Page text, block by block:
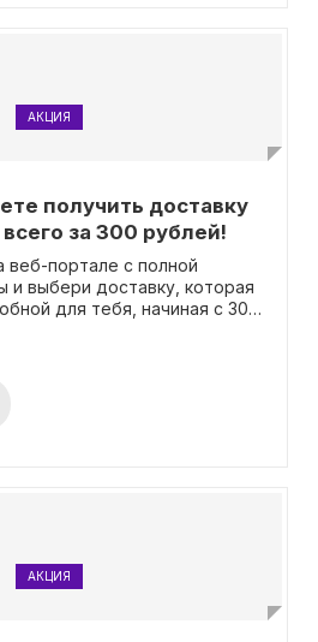
АКЦИЯ
получить доставку
за 300 рублей!
веб-портале с полной
и выбери доставку, которая
для тебя, начиная с 300
от удаленности твоего
воспользоваться этим
о скидке, доступна на
АКЦИЯ